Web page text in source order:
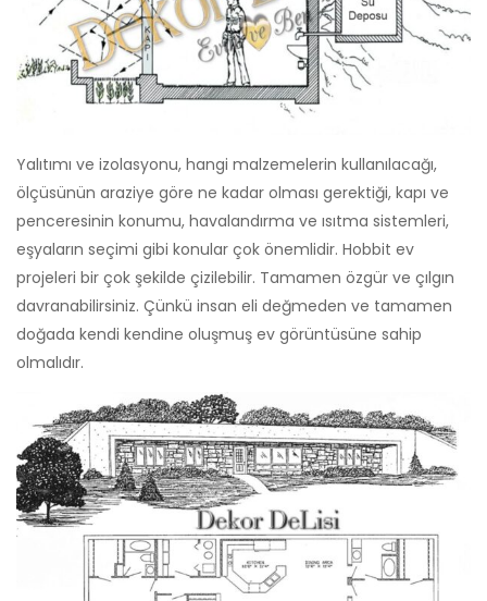
Yalıtımı ve izolasyonu, hangi malzemelerin kullanılacağı,
ölçüsünün araziye göre ne kadar olması gerektiği, kapı ve
penceresinin konumu, havalandırma ve ısıtma sistemleri,
eşyaların seçimi gibi konular çok önemlidir. Hobbit ev
projeleri bir çok şekilde çizilebilir. Tamamen özgür ve çılgın
davranabilirsiniz. Çünkü insan eli değmeden ve tamamen
doğada kendi kendine oluşmuş ev görüntüsüne sahip
olmalıdır.